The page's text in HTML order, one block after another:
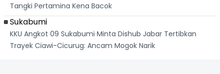
Tangki Pertamina Kena Bacok
Sukabumi
KKU Angkot 09 Sukabumi Minta Dishub Jabar Tertibkan
Trayek Ciawi-Cicurug: Ancam Mogok Narik